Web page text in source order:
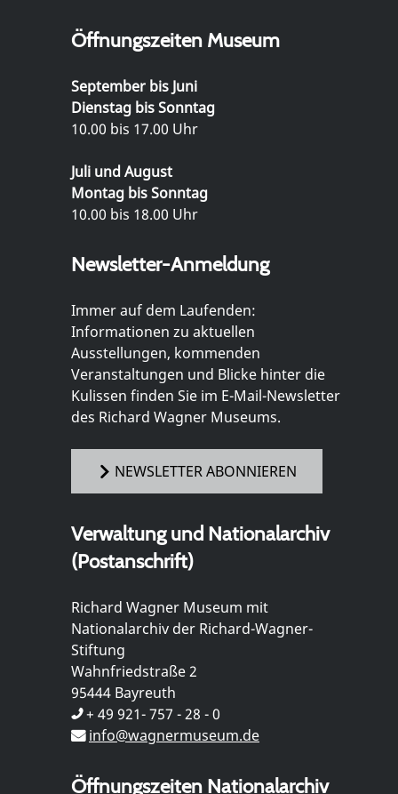
Öffnungszeiten Museum
September bis Juni
Dienstag bis Sonntag
10.00 bis 17.00 Uhr
Juli und August
Montag bis Sonntag
10.00 bis 18.00 Uhr
Newsletter-Anmeldung
Immer auf dem Laufenden:
Informationen zu aktuellen
Ausstellungen, kommenden
Veranstaltungen und Blicke hinter die
Kulissen finden Sie im E-Mail-Newsletter
des Richard Wagner Museums.
NEWSLETTER ABONNIEREN
Verwaltung und Nationalarchiv
(Postanschrift)
Richard Wagner Museum mit
Nationalarchiv der Richard-Wagner-
Stiftung
Wahnfriedstraße 2
95444 Bayreuth
+ 49 921- 757 - 28 - 0
info@wagnermuseum.de
Öffnungszeiten Nationalarchiv